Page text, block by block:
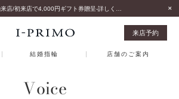
来店予約
結婚指輪 店舗のご案内
Voice